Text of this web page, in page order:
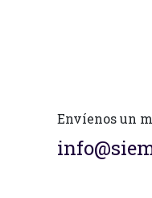
Envíenos un